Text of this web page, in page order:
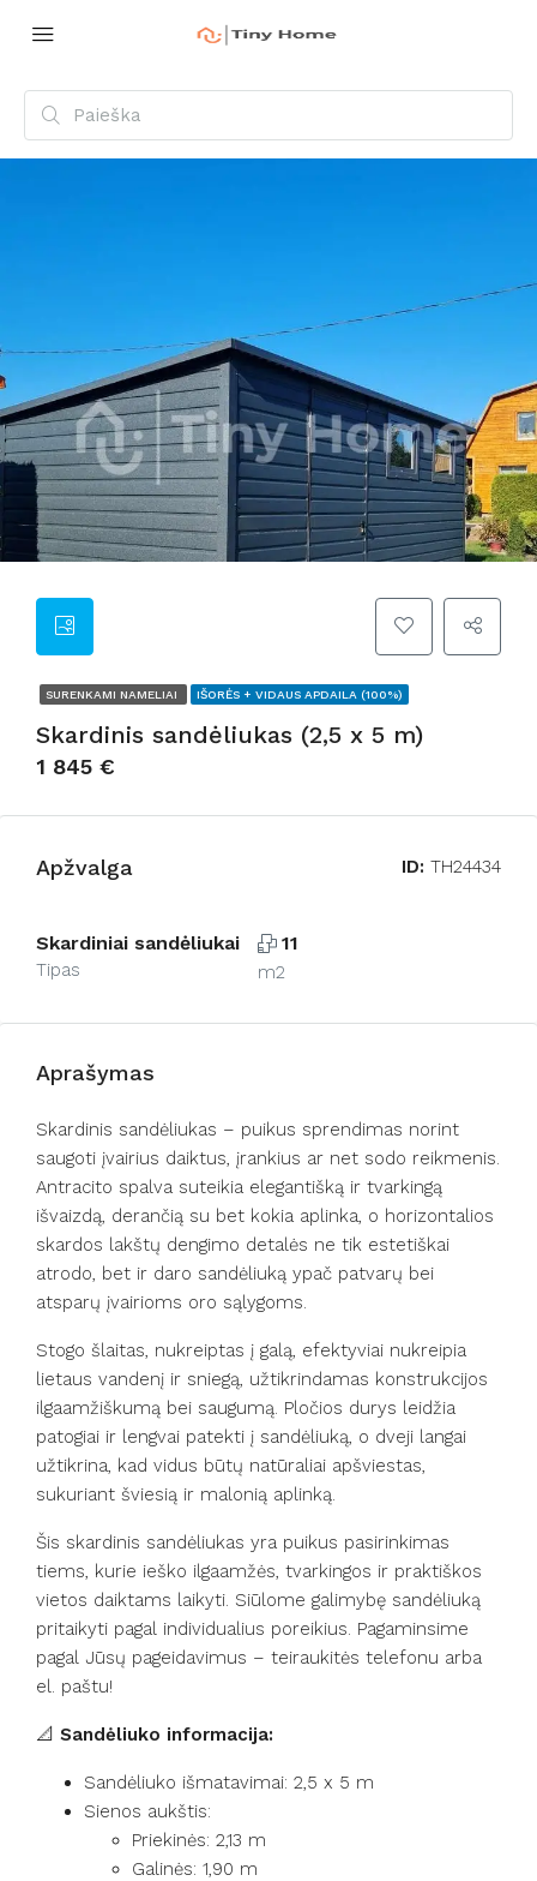
SURENKAMI NAMELIAI IŠORĖS + VIDAUS APDAILA (100%)
Skardinis sandėliukas (2,5 x 5 m)
1 845 €
Apžvalga ID: TH24434
Skardiniai sandėliukai
Tipas
11
m2
Aprašymas
Skardinis sandėliukas – puikus sprendimas norint
saugoti įvairius daiktus, įrankius ar net sodo reikmenis.
Antracito spalva suteikia elegantišką ir tvarkingą
išvaizdą, derančią su bet kokia aplinka, o horizontalios
skardos lakštų dengimo detalės ne tik estetiškai
atrodo, bet ir daro sandėliuką ypač patvarų bei
atsparų įvairioms oro sąlygoms.
Stogo šlaitas, nukreiptas į galą, efektyviai nukreipia
lietaus vandenį ir sniegą, užtikrindamas konstrukcijos
ilgaamžiškumą bei saugumą. Pločios durys leidžia
patogiai ir lengvai patekti į sandėliuką, o dveji langai
užtikrina, kad vidus būtų natūraliai apšviestas,
sukuriant šviesią ir malonią aplinką.
Šis skardinis sandėliukas yra puikus pasirinkimas
tiems, kurie ieško ilgaamžės, tvarkingos ir praktiškos
vietos daiktams laikyti. Siūlome galimybę sandėliuką
pritaikyti pagal individualius poreikius. Pagaminsime
pagal Jūsų pageidavimus – teiraukitės telefonu arba
el. paštu!
📐 Sandėliuko informacija:
Sandėliuko išmatavimai: 2,5 x 5 m
Sienos aukštis:
Priekinės: 2,13 m
Galinės: 1,90 m